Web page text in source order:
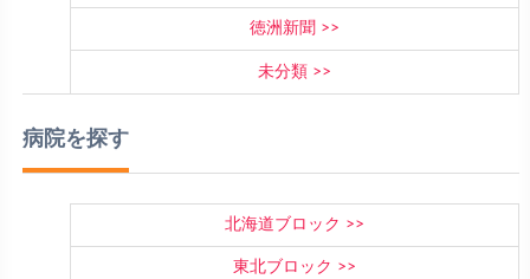
徳洲新聞
未分類
病院を探す
北海道ブロック
東北ブロック